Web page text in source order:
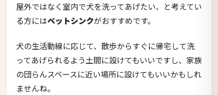
屋外ではなく室内で犬を洗ってあげたい、と考えてい
る方にはペットシンクがおすすめです。
犬の生活動線に応じて、散歩からすぐに帰宅して洗
ってあげられるよう土間に設けてもいいですし、家族
の団らんスペースに近い場所に設けてもいいかもしれ
ませんね。